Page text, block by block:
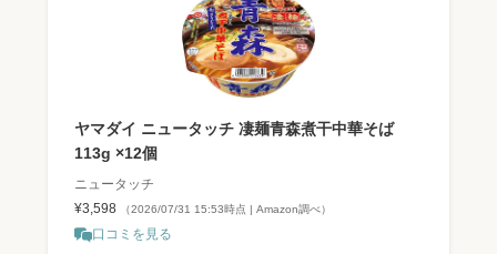
ヤマダイ ニュータッチ 凄麺青森煮干中華そば
113g ×12個
ニュータッチ
¥3,598
（2026/07/31 15:53時点 | Amazon調べ）
口コミを見る